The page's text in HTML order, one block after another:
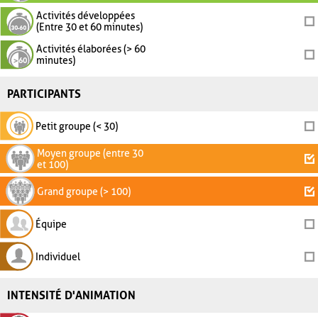
Activités développées
(Entre 30 et 60 minutes)
Activités élaborées (> 60
minutes)
PARTICIPANTS
Petit groupe (< 30)
Moyen groupe (entre 30
et 100)
Grand groupe (> 100)
Équipe
Individuel
INTENSITÉ D'ANIMATION